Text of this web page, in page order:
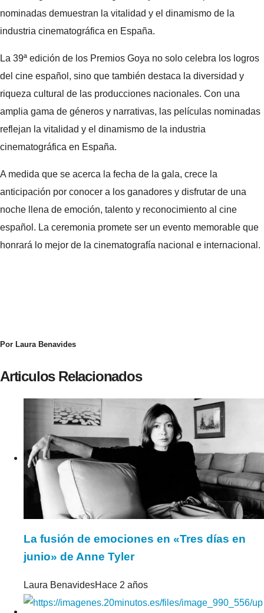
nominadas demuestran la vitalidad y el dinamismo de la
industria cinematográfica en España.
La 39ª edición de los Premios Goya no solo celebra los logros
del cine español, sino que también destaca la diversidad y
riqueza cultural de las producciones nacionales. Con una
amplia gama de géneros y narrativas, las películas nominadas
reflejan la vitalidad y el dinamismo de la industria
cinematográfica en España.
A medida que se acerca la fecha de la gala, crece la
anticipación por conocer a los ganadores y disfrutar de una
noche llena de emoción, talento y reconocimiento al cine
español. La ceremonia promete ser un evento memorable que
honrará lo mejor de la cinematografía nacional e internacional.
Por Laura Benavides
Articulos Relacionados
La fusión de emociones en «Tres días en
junio» de Anne Tyler
Laura BenavidesHace 2 años